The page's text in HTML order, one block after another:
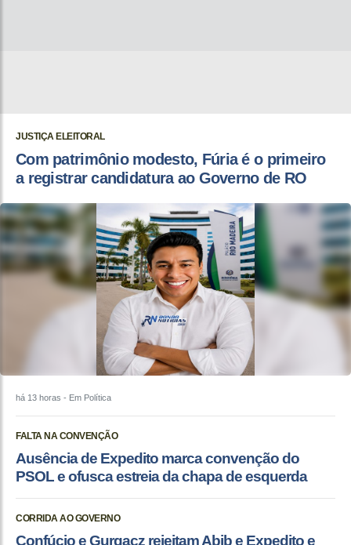
JUSTIÇA ELEITORAL
Com patrimônio modesto, Fúria é o primeiro
a registrar candidatura ao Governo de RO
há 13 horas - Em Política
FALTA NA CONVENÇÃO
Ausência de Expedito marca convenção do
PSOL e ofusca estreia da chapa de esquerda
CORRIDA AO GOVERNO
Confúcio e Gurgacz rejeitam Abib e Expedito e